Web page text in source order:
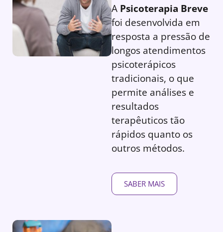
A Psicoterapia Breve
foi desenvolvida em
resposta a pressão de
longos atendimentos
psicoterápicos
tradicionais, o que
permite análises e
resultados
terapêuticos tão
rápidos quanto os
outros métodos.
SABER MAIS